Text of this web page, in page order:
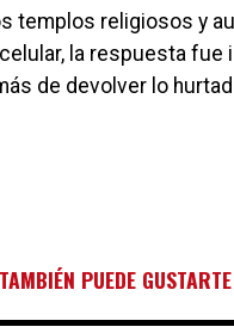
templos religiosos y
la respuesta
de devolver lo
TAMBIÉN PUEDE GUSTARTE